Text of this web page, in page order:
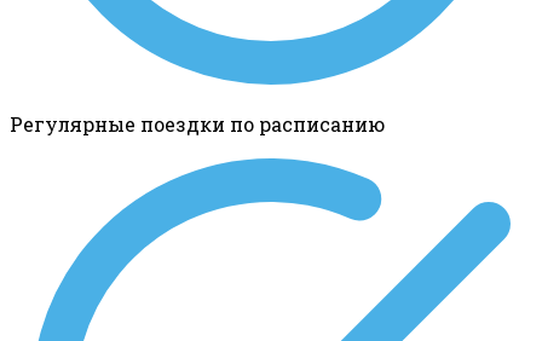
Регулярные поездки по расписанию